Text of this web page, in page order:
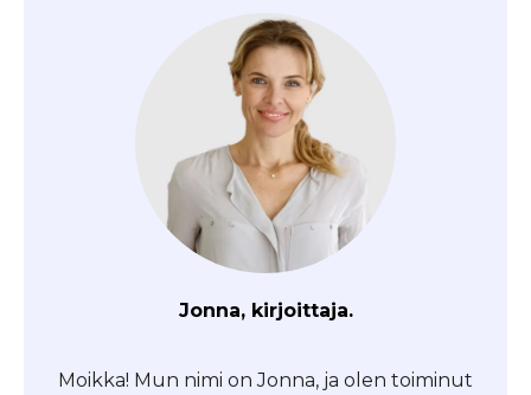
Jonna, kirjoittaja.
Moikka! Mun nimi on Jonna, ja olen toiminut